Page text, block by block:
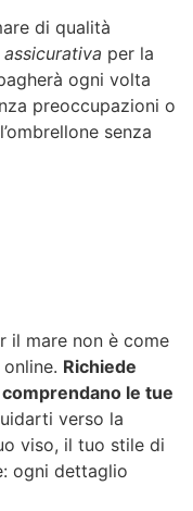
di qualità
per la
ogni volta
preoccupazioni o
senza
il mare non è come
Richiede
le tue
verso la
viso, il tuo stile di
ogni dettaglio